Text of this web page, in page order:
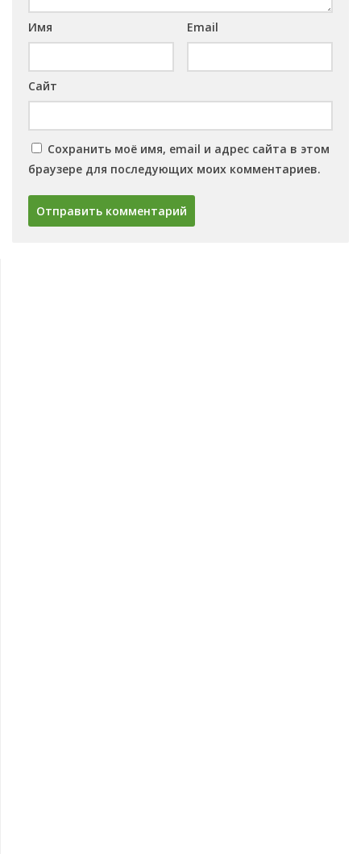
Имя Email
Сайт
Сохранить моё имя, email и адрес сайта в этом
браузере для последующих моих комментариев.